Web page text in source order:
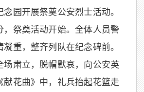
念园开展祭奠公安烈士活动。
，祭奠活动开始。全体人员警
凝重，整齐列队在纪念碑前。
场肃立，脱帽默哀，向公安英
献花曲》中，礼兵抬起花篮走